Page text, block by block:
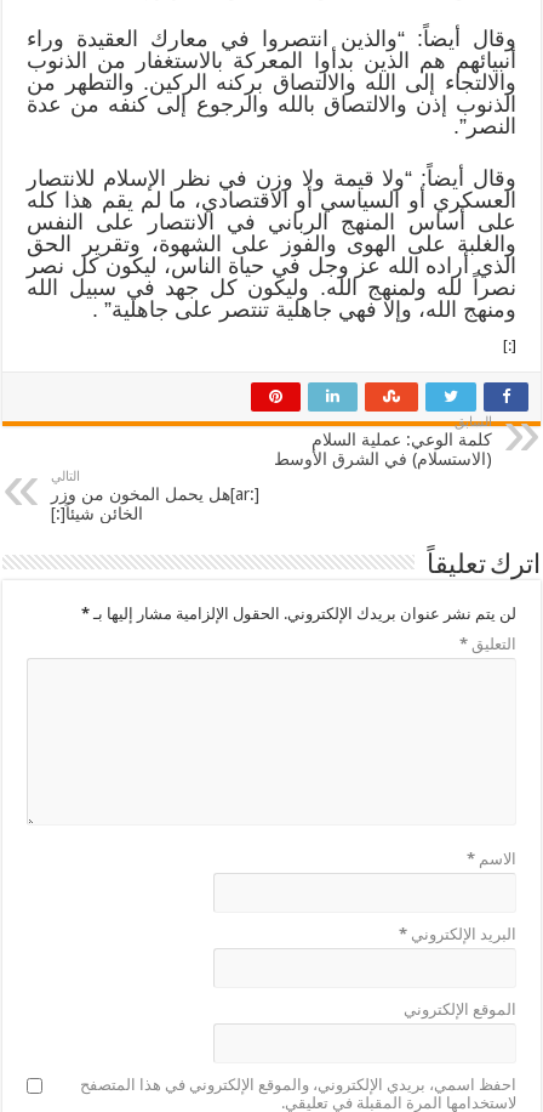
وقال أيضاً: “والذين انتصروا في معارك العقيدة وراء
أنبيائهم هم الذين بدأوا المعركة بالاستغفار من الذنوب
والالتجاء إلى الله والالتصاق بركنه الركين. والتطهر من
الذنوب إذن والالتصاق بالله والرجوع إلى كنفه من عدة
النصر”.
وقال أيضاً: “ولا قيمة ولا وزن في نظر الإسلام للانتصار
العسكري أو السياسي أو الاقتصادي، ما لم يقم هذا كله
على أساس المنهج الرباني في الانتصار على النفس
والغلبة على الهوى والفوز على الشهوة، وتقرير الحق
الذي أراده الله عز وجل في حياة الناس، ليكون كل نصر
نصراً لله ولمنهج الله. وليكون كل جهد في سبيل الله
ومنهج الله، وإلا فهي جاهلية تنتصر على جاهلية” .
[:]
السابق
كلمة الوعي: عملية السلام
(الاستسلام) في الشرق الأوسط
التالي
[:ar]هل يحمل المخون من وزر
الخائن شيئاً[:]
اترك تعليقاً
لن يتم نشر عنوان بريدك الإلكتروني. الحقول الإلزامية مشار إليها بـ*
التعليق*
الاسم*
البريد الإلكتروني*
الموقع الإلكتروني
احفظ اسمي، بريدي الإلكتروني، والموقع الإلكتروني في هذا المتصفح
لاستخدامها المرة المقبلة في تعليقي.